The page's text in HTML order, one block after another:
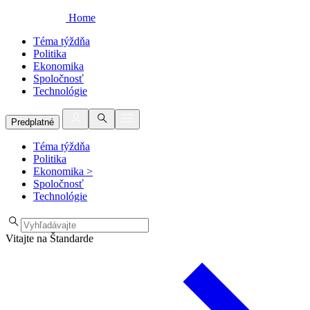
Home
Téma týždňa
Politika
Ekonomika
Spoločnosť
Technológie
Predplatné
Téma týždňa
Politika
Ekonomika >
Spoločnosť
Technológie
Vitajte na Štandarde